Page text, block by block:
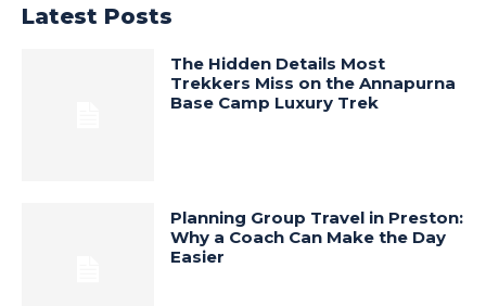
Latest Posts
The Hidden Details Most
Trekkers Miss on the Annapurna
Base Camp Luxury Trek
Planning Group Travel in Preston:
Why a Coach Can Make the Day
Easier